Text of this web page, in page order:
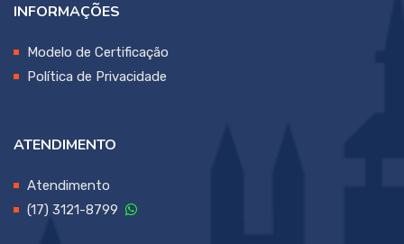
INFORMAÇÕES
Modelo de Certificação
Política de Privacidade
ATENDIMENTO
Atendimento
(17) 3121-8799